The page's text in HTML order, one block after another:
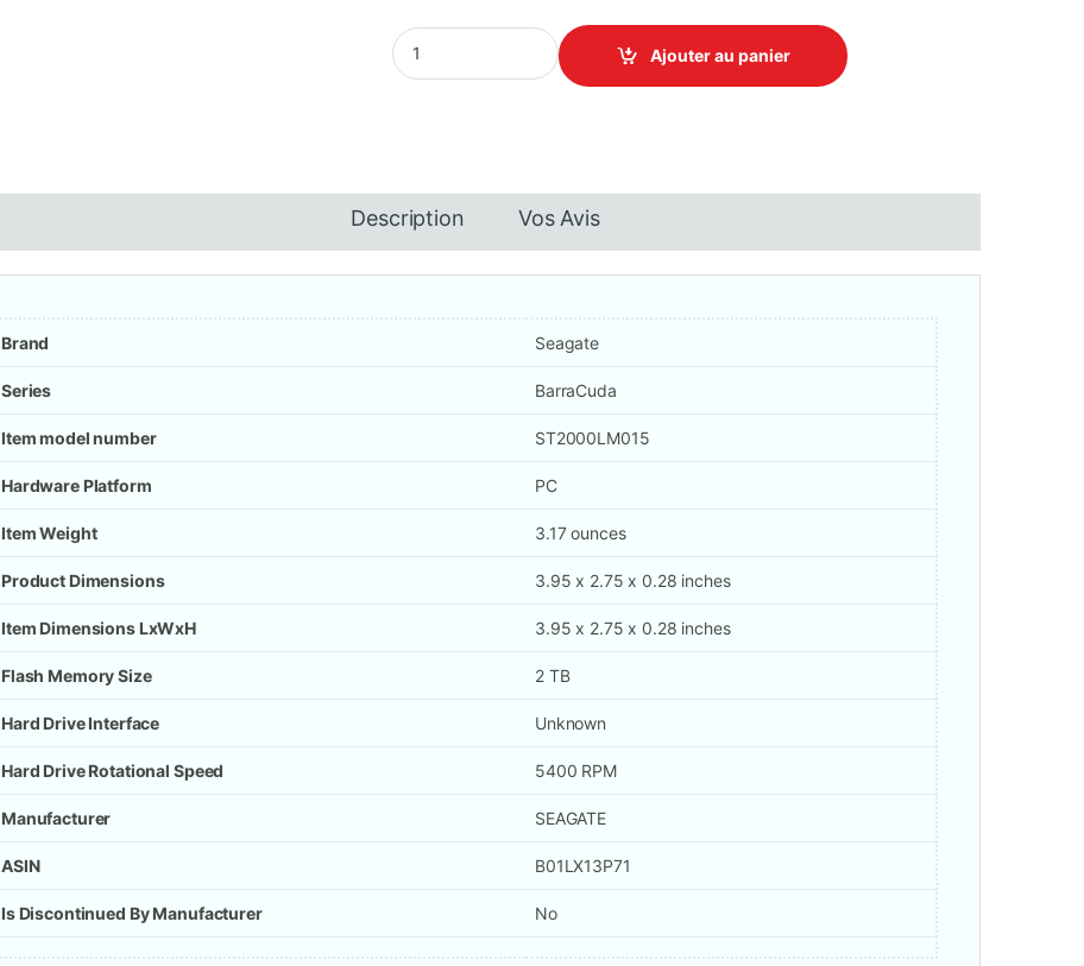
Disque Dur SATA Seagate 2,5" Interne 2 To quantity
Ajouter au panier
Description Vos Avis
Brand Seagate
Series BarraCuda
Item model number ST2000LM015
Hardware Platform PC
Item Weight 3.17 ounces
Product Dimensions 3.95 x 2.75 x 0.28 inches
Item Dimensions LxWxH 3.95 x 2.75 x 0.28 inches
Flash Memory Size 2 TB
Hard Drive Interface Unknown
Hard Drive Rotational Speed 5400 RPM
Manufacturer SEAGATE
ASIN B01LX13P71
Is Discontinued By Manufacturer No